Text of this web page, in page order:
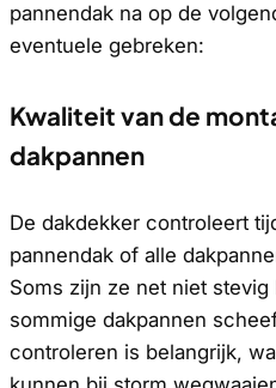
pannendak na op de
eventuele gebreken:
Kwaliteit van de
dakpannen
De dakdekker controleert
pannendak of alle
Soms zijn ze net niet
sommige dakpannen
controleren is belangrijk,